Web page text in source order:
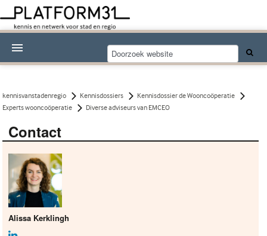
Kennisdossiers
Abonneren
Contact
kennisvanstadenregio Kennisdossiers
Kennisdossier de Wooncoöperatie
Experts wooncoöperatie
Diverse adviseurs van EMCEO
Contact
Alissa Kerklingh